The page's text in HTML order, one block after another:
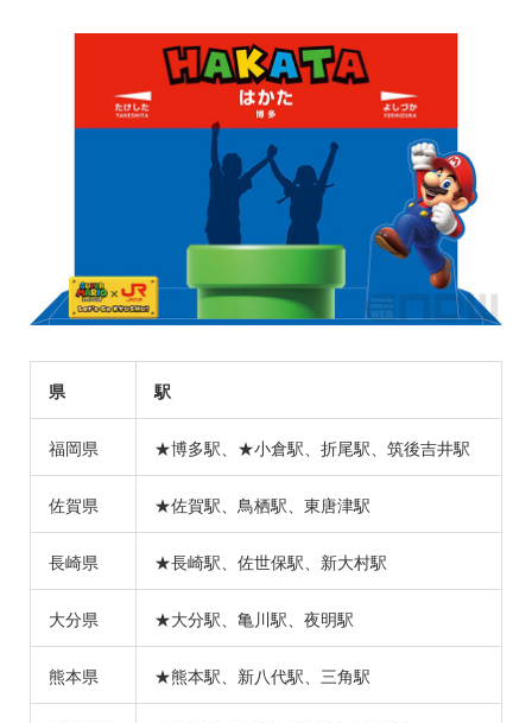
県 駅
福岡県 ★博多駅、★小倉駅、折尾駅、筑後吉井駅
佐賀県 ★佐賀駅、鳥栖駅、東唐津駅
長崎県 ★長崎駅、佐世保駅、新大村駅
大分県 ★大分駅、亀川駅、夜明駅
熊本県 ★熊本駅、新八代駅、三角駅